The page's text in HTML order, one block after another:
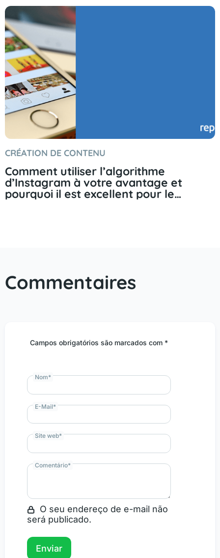
CRÉATION DE CONTENU
Comment utiliser l’algorithme
d’Instagram à votre avantage et
pourquoi il est excellent pour le
Commentaires
Campos obrigatórios são marcados com *
Comentário*
O seu endereço de e-mail não
será publicado.
Nom*
E-Mail*
Site web*